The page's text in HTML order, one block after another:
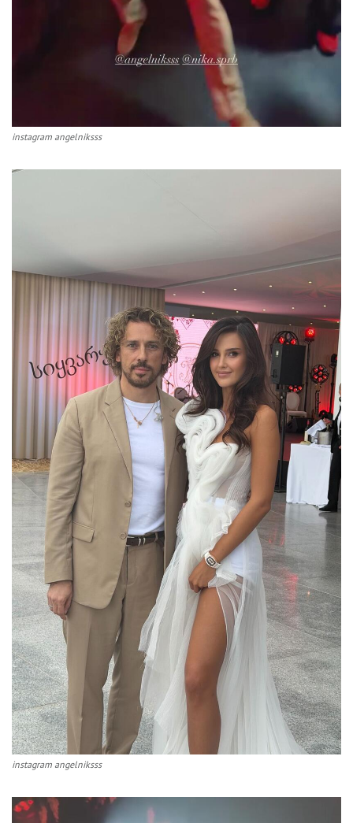
instagram angelniksss
instagram angelniksss